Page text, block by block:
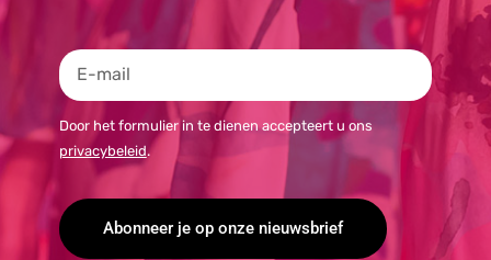
Door het formulier in te dienen accepteert u ons
privacybeleid.
Abonneer je op onze nieuwsbrief